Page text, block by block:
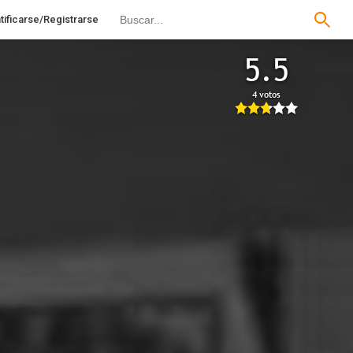
Registrarse
5.5
4 votos